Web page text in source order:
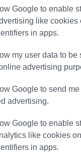
Google to enable
like cookies
in apps.
my user data to be
advertising
Google to send me
advertising.
Google to enable
like cookies
in apps.
Αυτόφωρα ωράριο
Παράταση υπό
Η ηχορύπανση
συνάντησης